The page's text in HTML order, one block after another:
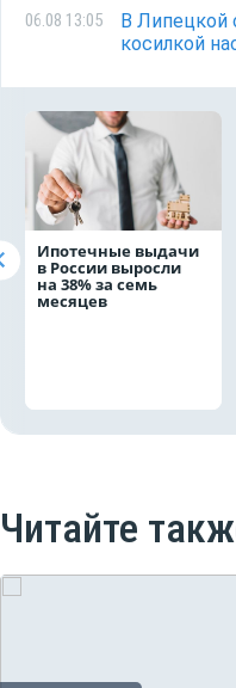
06.08 13:05
В Липецкой
косилкой
Ипотечные выдачи
в России выросли
на 38% за семь
месяцев
Читайте